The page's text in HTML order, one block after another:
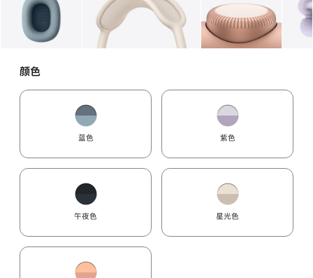
图库 1 图库 图像 图库 图像
颜色
蓝色 紫色
午夜色 星光色